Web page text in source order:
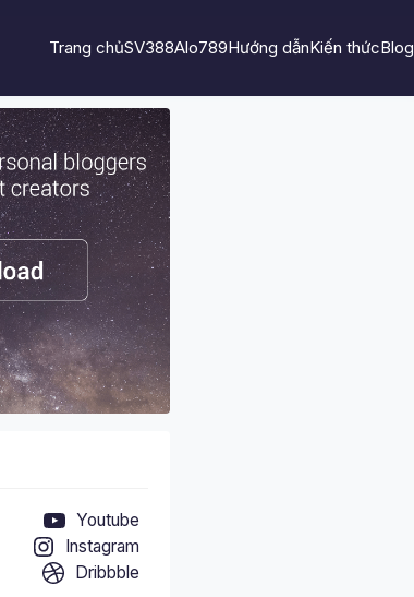
Trang chủSV388Alo789Hướng dẫnKiến thứcBlog
Youtube
Instagram
Dribbble